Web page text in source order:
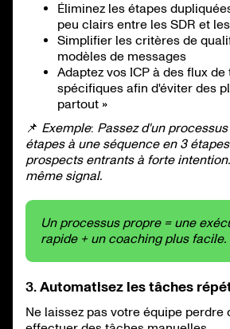
Éliminez les étapes
peu clairs entre les SDR et
Simplifier les critères de
modèles de messages
Adaptez vos ICP à des flux de
spécifiques afin d'éviter des
partout »
📌 Exemple: Passez d'un
étapes à une séquence en 3
prospects entrants à forte
même signal.
Un processus propre = une
rapide + un coaching plus facile.
3.Automatisez les tâches
Ne laissez pas votre équipe perdre